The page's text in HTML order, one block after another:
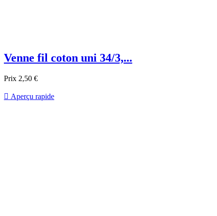
Venne fil coton uni 34/3,...
Prix 2,50 €
 Aperçu rapide